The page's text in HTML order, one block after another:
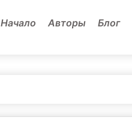
Начало Авторы Блог